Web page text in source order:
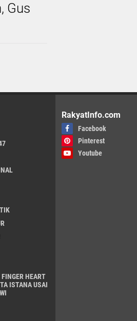
Gus
FINGER HEART
ISTANA USAI
RakyatInfo.com
Facebook
Pinterest
Youtube